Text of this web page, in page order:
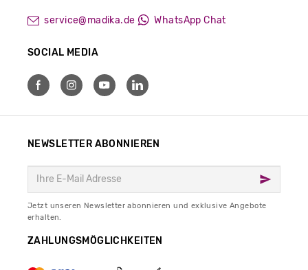
service@madika.de WhatsApp Chat
SOCIAL MEDIA
NEWSLETTER ABONNIEREN
Jetzt unseren Newsletter abonnieren und exklusive Angebote
erhalten.
ZAHLUNGSMÖGLICHKEITEN